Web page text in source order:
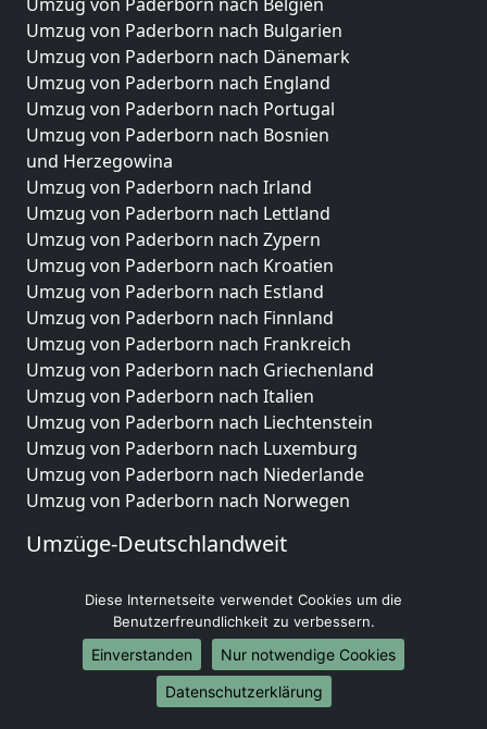
Umzug von Paderborn nach Bulgarien
Umzug von Paderborn nach Dänemark
Umzug von Paderborn nach England
Umzug von Paderborn nach Portugal
Umzug von Paderborn nach Bosnien
und Herzegowina
Umzug von Paderborn nach Irland
Umzug von Paderborn nach Lettland
Umzug von Paderborn nach Zypern
Umzug von Paderborn nach Kroatien
Umzug von Paderborn nach Estland
Umzug von Paderborn nach Finnland
Umzug von Paderborn nach Frankreich
Umzug von Paderborn nach Griechenland
Umzug von Paderborn nach Italien
Umzug von Paderborn nach Liechtenstein
Umzug von Paderborn nach Luxemburg
Umzug von Paderborn nach Niederlande
Umzug von Paderborn nach Norwegen
Umzüge-Deutschlandweit
Umzug von Paderborn nach Hamburg
Umzug von Paderborn nach München
Umzug von Paderborn nach Köln
Umzug von Paderborn nach Frankfurt am Main
Umzug von Paderborn nach Stuttgart
Diese Internetseite verwendet Cookies um die
Benutzerfreundlichkeit zu verbessern.
Einverstanden
Nur notwendige Cookies
Datenschutzerklärung